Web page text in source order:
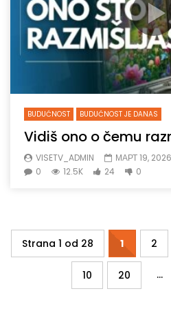
BUDUĆNOST BUDUĆNOST JE DANAS
Vidiš ono o čemu
VISETV_ADMIN
МАРТ 19, 2026
0
12.5K 24 0
Strana 1 od 28 1 2
10 20 ...